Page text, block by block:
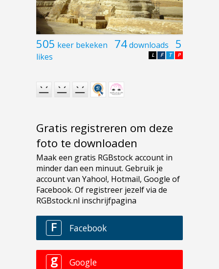
505 keer bekeken 74downloads 5
likes P
T
F
L
Gratis registreren om deze
foto te downloaden